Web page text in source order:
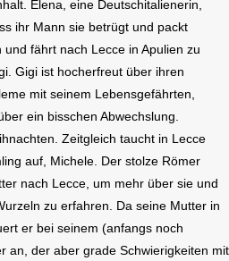
Elena, eine Deutschitalienerin,
ihr Mann sie betrügt und packt
fährt nach Lecce in Apulien zu
Gigi ist hocherfreut über ihren
mit seinem Lebensgefährten,
ein bisschen Abwechslung.
Zeitgleich taucht in Lecce
auf, Michele. Der stolze Römer
nach Lecce, um mehr über sie und
zu erfahren. Da seine Mutter in
er bei seinem (anfangs noch
an, der aber grade Schwierigkeiten mit